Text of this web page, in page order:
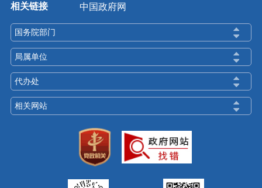
相关链接 中国政府网
国务院部门
局属单位
代办处
相关网站